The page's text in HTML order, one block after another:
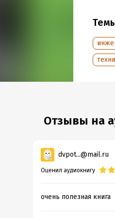
Год
Дата
Отзывы на
dvpot...@mail.ru
Оценил аудиокнигу
очень полезная книга